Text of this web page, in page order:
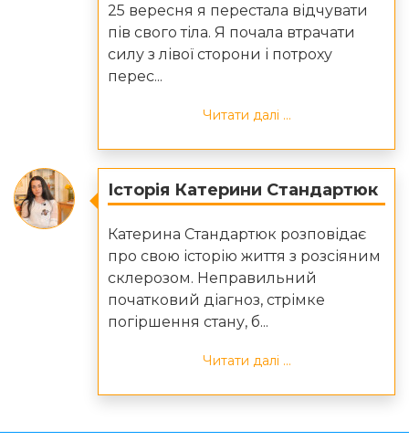
25 вересня я перестала відчувати
пів свого тіла. Я почала втрачати
силу з лівої сторони і потроху
перес...
Читати далі ...
Історія Катерини Стандартюк
Катерина Стандартюк розповідає
про свою історію життя з розсіяним
склерозом. Неправильний
початковий діагноз, стрімке
погіршення стану, б...
Читати далі ...